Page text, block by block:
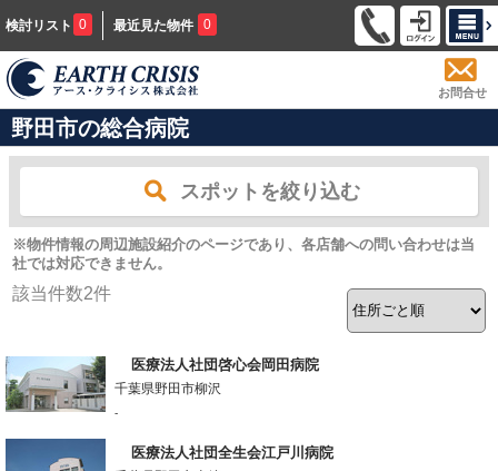
検討リスト 0 最近見た物件 0
お問合せ
野田市の総合病院
スポットを絞り込む
※物件情報の周辺施設紹介のページであり、各店舗への問い合わせは当
社では対応できません。
該当件数2件
医療法人社団啓心会岡田病院
千葉県野田市柳沢
-
医療法人社団全生会江戸川病院